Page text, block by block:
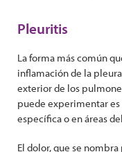
Pleuritis
La forma más común
inflamación de la
exterior de los
puede experimentar es
específica o en áreas
El dolor, que se